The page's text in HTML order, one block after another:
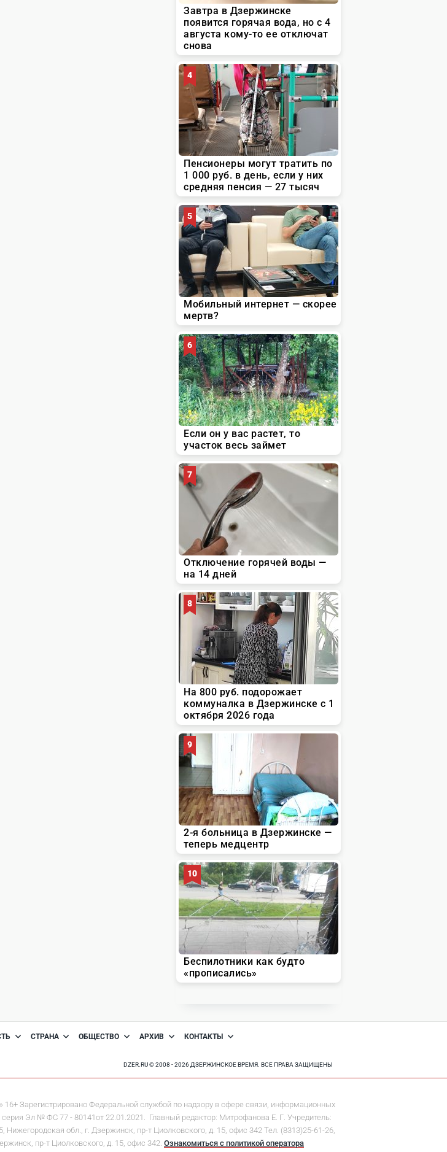
СТРАНА ОБЩЕСТВО АРХИВ КОНТАКТЫ
DZER.RU © 2008 - 2026 ДЗЕРЖИНСКОЕ ВРЕМЯ. ВСЕ ПРАВА ЗАЩИЩЕНЫ
Зарегистрировано Федеральной службой по надзору в сфере связи, информационных
Эл № ФС 77 - 80141от 22.01.2021. Главный редактор: Митрофанова Е. Г. Учредитель:
обл., г. Дзержинск, пр-т Циолковского, д. 15, офис 342 Тел. (8313)25-61-26,
пр-т Циолковского, д. 15, офис 342. Ознакомиться с политикой оператора